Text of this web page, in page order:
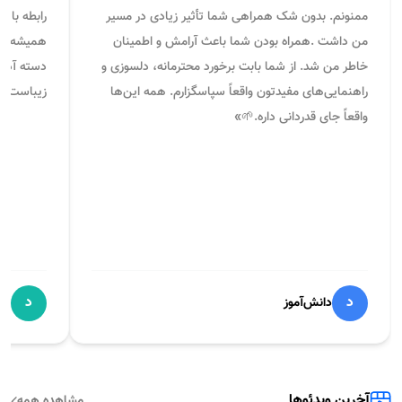
رومینا فتحی
دانشجوی سال اول
علوم پزشکی ایران
پزشکی
★
★
★
★
★
«سلام. حضور شما برای من خیلی راهگشا و دلگرم‌کننده
ممنونم. بدون شک همراهی شما تأثیر زیادی در مسیر
★
★
★
«توی
رابطه